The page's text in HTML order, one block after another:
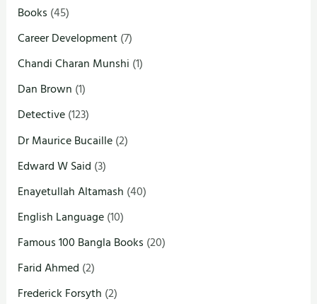
Books (45)
Career Development(7)
Chandi Charan Munshi (1)
Dan Brown (1)
Detective(123)
Dr Maurice Bucaille(2)
Edward W Said (3)
Enayetullah Altamash (40)
English Language(10)
Famous 100 Bangla Books (20)
Farid Ahmed (2)
Frederick Forsyth (2)